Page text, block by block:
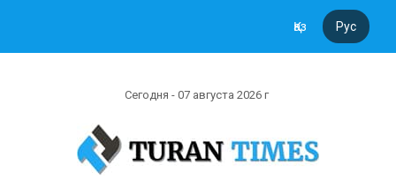
Қаз Рус
Сегодня - 07 августа 2026 г